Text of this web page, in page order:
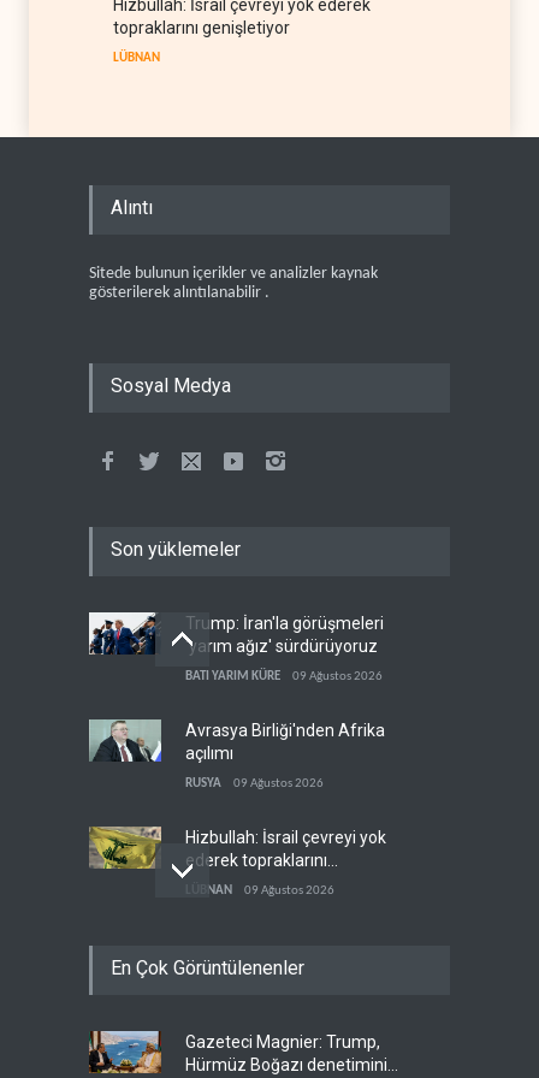
Hizbullah: İsrail çevreyi yok ederek
topraklarını genişletiyor
LÜBNAN
Alıntı
Sitede bulunun içerikler ve analizler kaynak
gösterilerek alıntılanabilir .
Sosyal Medya
Son yüklemeler
Trump: İran'la görüşmeleri
'yarım ağız' sürdürüyoruz
BATI YARIM KÜRE 09 Ağustos 2026
Avrasya Birliği'nden Afrika
açılımı
RUSYA 09 Ağustos 2026
Hizbullah: İsrail çevreyi yok
ederek topraklarını
genişletiyor
LÜBNAN 09 Ağustos 2026
Muhsin Rızai'ye yeni görev
Hamas arabuluculardan
En Çok Görüntülenenler
Gazeteci Magnier: Trump,
Hürmüz Boğazı denetimini